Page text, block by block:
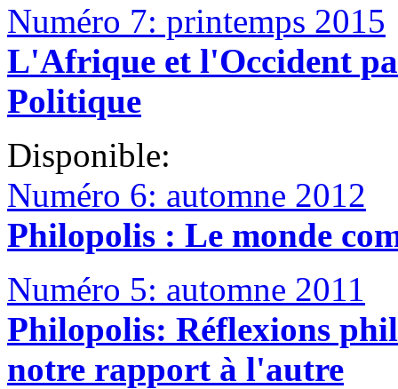
Numéro 7: printemps 2015
L'Afrique et l'Occident
Politique
Disponible:
Numéro 6: automne 2012
Philopolis : Le monde
Numéro 5: automne 2011
Philopolis: Réflexions
notre rapport à l'autre